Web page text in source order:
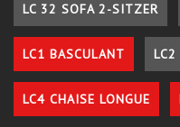
LC 32 SOFA 2-SITZER
LC1 BASCULANT LC2
LC4 CHAISE LONGUE